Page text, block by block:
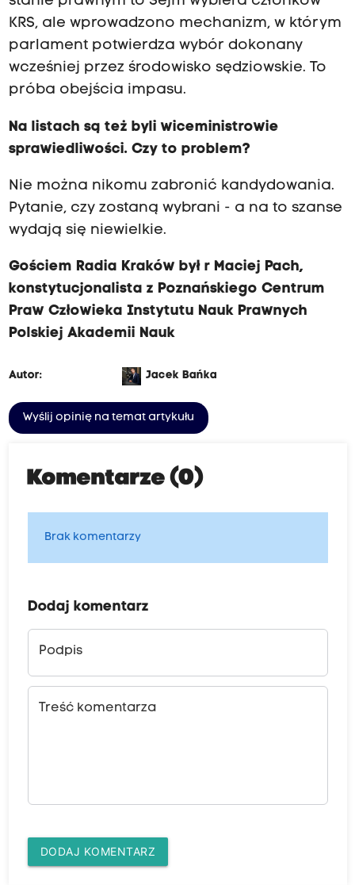
KRS, ale wprowadzono mechanizm, w którym
parlament potwierdza wybór dokonany
wcześniej przez środowisko sędziowskie. To
próba obejścia impasu.
Na listach są też byli wiceministrowie
sprawiedliwości. Czy to problem?
Nie można nikomu zabronić kandydowania.
Pytanie, czy zostaną wybrani - a na to szanse
wydają się niewielkie.
Gościem Radia Kraków był r Maciej Pach,
konstytucjonalista z Poznańskiego Centrum
Praw Człowieka Instytutu Nauk Prawnych
Polskiej Akademii Nauk
Autor: Jacek Bańka
Wyślij opinię na temat artykułu
Komentarze (0)
Brak komentarzy
Dodaj komentarz
Podpis
Treść komentarza
DODAJ KOMENTARZ